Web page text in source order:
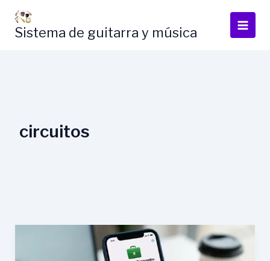
content
Sistema de guitarra y música
circuitos